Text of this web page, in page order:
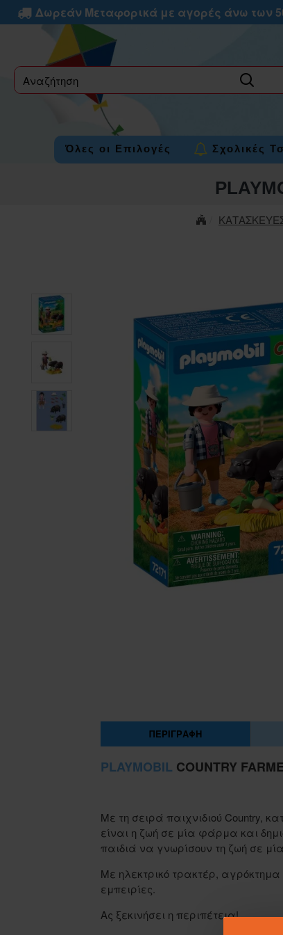
Δωρεάν Μεταφορικά με αγορές άνω των
label
Όλες οι Επιλογές Σχολικές
ΠΕΡΙΓΡΑΦΉ
PLAYMOBIL COUNTRY
Με τη σειρά παιχνιδιού Country,
είναι η ζωή σε μία φάρμα και
παιδιά να γνωρίσουν τη ζωή σε
Με ηλεκτρικό τρακτέρ,
εμπειρίες.
Ας ξεκινήσει η περιπέτεια!